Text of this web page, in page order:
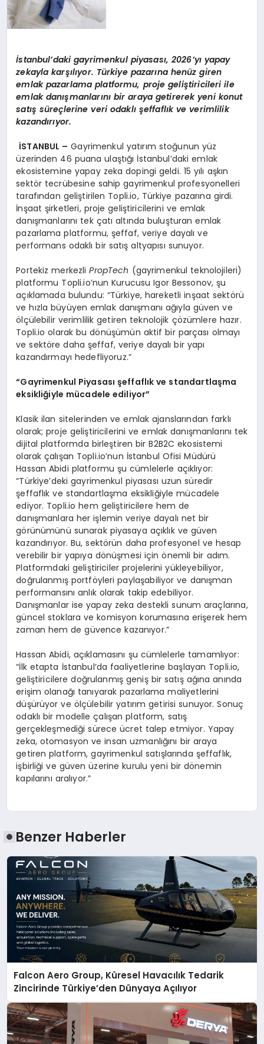
İstanbul’daki gayrimenkul piyasası, 2026’yı yapay
zekayla karşılıyor. Türkiye pazarına henüz giren
emlak pazarlama platformu, proje geliştiricileri ile
emlak danışmanlarını bir araya getirerek yeni konut
satış süreçlerine veri odaklı şeffaflık ve verimlilik
kazandırıyor.
İSTANBUL – Gayrimenkul yatırım stoğunun yüz
üzerinden 46 puana ulaştığı İstanbul’daki emlak
ekosistemine yapay zeka dopingi geldi. 15 yılı aşkın
sektör tecrübesine sahip gayrimenkul profesyonelleri
tarafından geliştirilen Topli.io, Türkiye pazarına girdi.
İnşaat şirketleri, proje geliştiricilerini ve emlak
danışmanlarını tek çatı altında buluşturan emlak
pazarlama platformu, şeffaf, veriye dayalı ve
performans odaklı bir satış altyapısı sunuyor.
Portekiz merkezliPropTech (gayrimenkul teknolojileri)
platformu Topli.io’nun Kurucusu Igor Bessonov, şu
açıklamada bulundu: “Türkiye, hareketli inşaat sektörü
ve hızla büyüyen emlak danışmanı ağıyla güven ve
ölçülebilir verimlilik getiren teknolojik çözümlere hazır.
Topli.io olarak bu dönüşümün aktif bir parçası olmayı
ve sektöre daha şeffaf, veriye dayalı bir yapı
kazandırmayı hedefliyoruz.”
“Gayrimenkul Piyasası şeffaflık ve standartlaşma
eksikliğiyle mücadele ediliyor”
Klasik ilan sitelerinden ve emlak ajanslarından farklı
olarak; proje geliştiricilerini ve emlak danışmanlarını tek
dijital platformda birleştiren bir B2B2C ekosistemi
olarak çalışan Topli.io’nun İstanbul Ofisi Müdürü
Hassan Abidi platformu şu cümlelerle açıklıyor:
“Türkiye’deki gayrimenkul piyasası uzun süredir
şeffaflık ve standartlaşma eksikliğiyle mücadele
ediyor. Topli.io hem geliştiricilere hem de
danışmanlara her işlemin veriye dayalı net bir
görünümünü sunarak piyasaya açıklık ve güven
kazandırıyor. Bu, sektörün daha profesyonel ve hesap
verebilir bir yapıya dönüşmesi için önemli bir adım.
Platformdaki geliştiriciler projelerini yükleyebiliyor,
doğrulanmış portföyleri paylaşabiliyor ve danışman
performansını anlık olarak takip edebiliyor.
Danışmanlar ise yapay zeka destekli sunum araçlarına,
güncel stoklara ve komisyon korumasına erişerek hem
zaman hem de güvence kazanıyor.”
Hassan Abidi, açıklamasını şu cümlelerle tamamlıyor:
“İlk etapta İstanbul’da faaliyetlerine başlayan Topli.io,
geliştiricilere doğrulanmış geniş bir satış ağına anında
erişim olanağı tanıyarak pazarlama maliyetlerini
düşürüyor ve ölçülebilir yatırım getirisi sunuyor. Sonuç
odaklı bir modelle çalışan platform, satış
gerçekleşmediği sürece ücret talep etmiyor. Yapay
zeka, otomasyon ve insan uzmanlığını bir araya
getiren platform, gayrimenkul satışlarında şeffaflık,
işbirliği ve güven üzerine kurulu yeni bir dönemin
kapılarını aralıyor.”
Benzer Haberler
Falcon Aero Group, Küresel Havacılık Tedarik
Zincirinde Türkiye’den Dünyaya Açılıyor